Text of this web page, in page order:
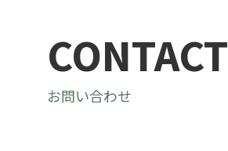
CONTACT
お問い合わせ